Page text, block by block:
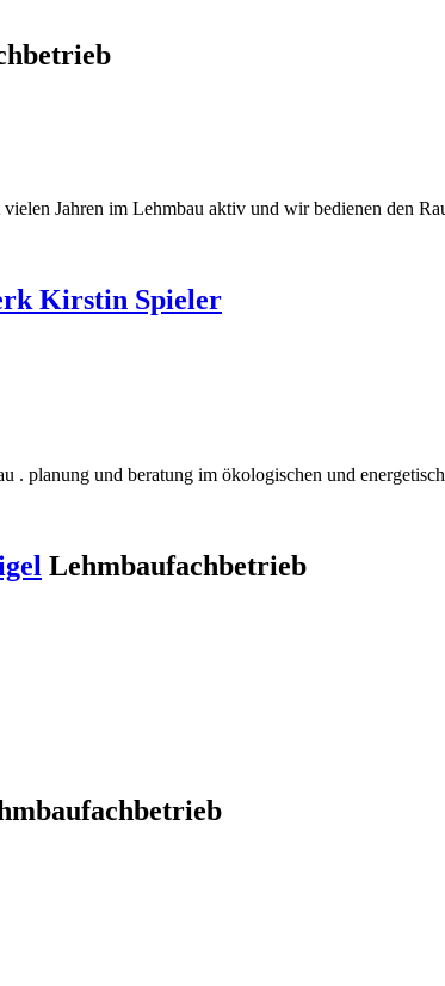
Jahren im Lehmbau aktiv und wir bedienen den
Kirstin Spieler
. planung und beratung im ökologischen und
Lehmbaufachbetrieb